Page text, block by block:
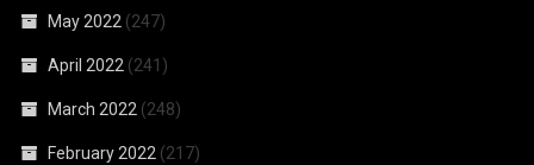
May 2022 (247)
April 2022 (241)
March 2022 (248)
February 2022 (217)